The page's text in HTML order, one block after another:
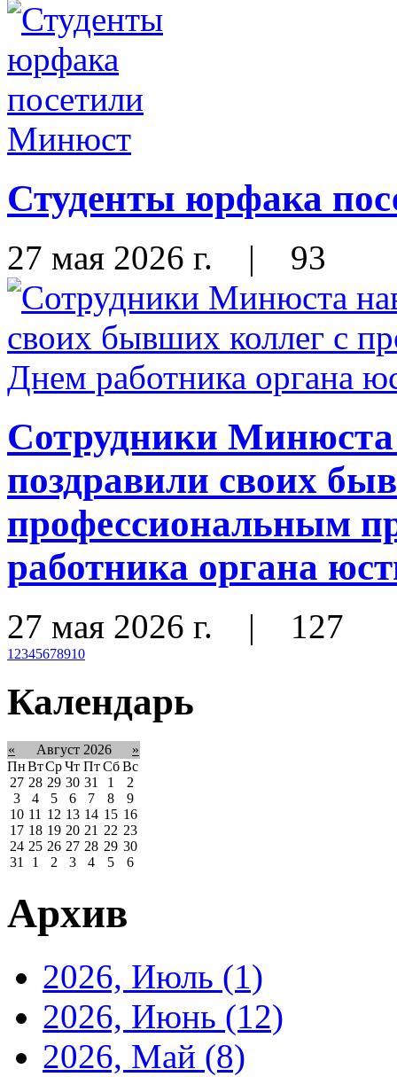
Студенты юрфака
27 мая 2026 г. | 93
Сотрудники Минюста
поздравили своих
профессиональным
работника органа
27 мая 2026 г. | 127
1 2345678910
Календарь
« Август 2026
»
ПнВтСрЧт Пт Сб Вс
27 28 29 30 31 1
2
3
4 5 6 7 8
9
10 11 12 13 14 15 16
17 18 19 20 21 22 23
24 25 26 27 28 29 30
31
1 2 3 4 5 6
Архив
2026, Июль (1)
2026, Июнь (12)
2026, Май (8)